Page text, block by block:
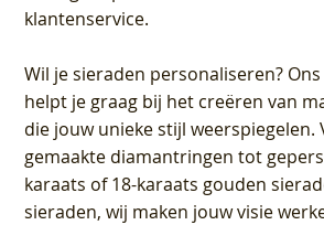
klantenservice.
Wil je sieraden personaliseren?
helpt je graag bij het creëren van
die jouw unieke stijl weerspiegelen.
gemaakte diamantringen tot
karaats of 18-karaats gouden
sieraden, wij maken jouw visie